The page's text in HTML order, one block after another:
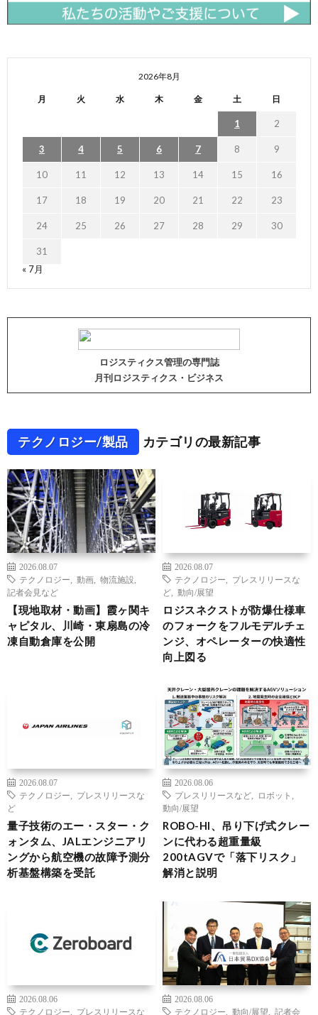
2026年8月
月 火 水 木 金 土 日
1 2
3 4 5 6 7 8 9
10 11 12 13 14 15 16
17 18 19 20 21 22 23
24 25 26 27 28 29 30
31
« 7月
ロジスティクス管理の専門誌
月刊ロジスティクス・ビジネス
テクノロジー/製品 カテゴリの最新記事
2026.08.07
テクノロジー
動画 物流施設
記者会見など
【現地取材・動画】霞ヶ関キ
ャピタル、川崎・東扇島の冷
凍自動倉庫を公開
2026.08.07
テクノロジー
プレスリリースな
ど
動向/展望
ロジスネクストが防爆仕様車
のフォークをフルモデルチェ
ンジ、オペレーターの快適性
向上図る
2026.08.07
テクノロジー
プレスリリースな
ど
量子技術のエー・スター・ク
ォンタム、JALエンジニアリ
ングから航空機の故障予測分
析基盤構築を受託
2026.08.06
プレスリリースなど
ロボット
動向/展望
ROBO-HI、吊り下げ式クレー
ンに代わる超重量級
200tAGVで「落下リスク」
解消と説明
2026.08.06
テクノロジー
プレスリリースな
2026.08.06
テクノロジー
動向/展望
記者会